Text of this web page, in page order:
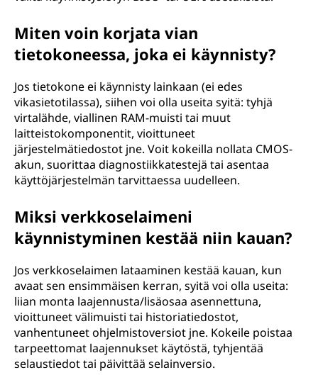
Miten voin korjata vian
tietokoneessa, joka ei käynnisty?
Jos tietokone ei käynnisty lainkaan (ei edes
vikasietotilassa), siihen voi olla useita syitä: tyhjä
virtalähde, viallinen RAM-muisti tai muut
laitteistokomponentit, vioittuneet
järjestelmätiedostot jne. Voit kokeilla nollata CMOS-
akun, suorittaa diagnostiikkatestejä tai asentaa
käyttöjärjestelmän tarvittaessa uudelleen.
Miksi verkkoselaimeni
käynnistyminen kestää niin kauan?
Jos verkkoselaimen lataaminen kestää kauan, kun
avaat sen ensimmäisen kerran, syitä voi olla useita:
liian monta laajennusta/lisäosaa asennettuna,
vioittuneet välimuisti tai historiatiedostot,
vanhentuneet ohjelmistoversiot jne. Kokeile poistaa
tarpeettomat laajennukset käytöstä, tyhjentää
selaustiedot tai päivittää selainversio.